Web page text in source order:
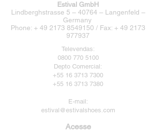
Estival GmbH
Lindberghstrasse 5 – 40764 – Langenfeld –
Germany
Phone: + 49 2173 8549150 / Fax: + 49 2173
977937
Televendas:
0800 770 5100
Depto Comercial:
+55 16 3713 7300
+55 16 3713 7380
E-mail:
estival@estivalshoes.com
Acesse